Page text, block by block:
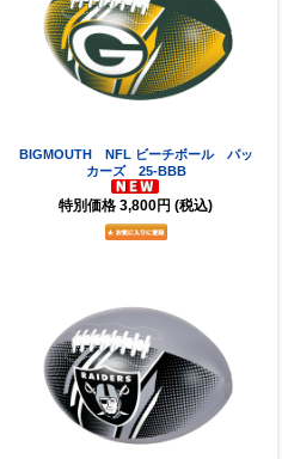
BIGMOUTH NFL ビーチボール パッ
カーズ 25-BBB
特別価格 3,800円 (税込)